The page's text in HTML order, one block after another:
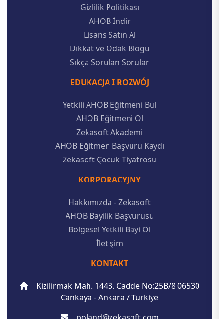
Gizlilik Politikası
AHOB İndir
Lisans Satın Al
Dikkat ve Odak Blogu
Sıkça Sorulan Sorular
EDUKACJA I ROZWÓJ
Yetkili AHOB Eğitmeni Bul
AHOB Eğitmeni Ol
Zekasoft Akademi
AHOB Eğitmen Başvuru Kaydı
Zekasoft Çocuk Tiyatrosu
KORPORACYJNY
Hakkımızda - Zekasoft
AHOB Bayilik Başvurusu
Bölgesel Yetkili Bayi Ol
İletişim
KONTAKT
Kizilirmak Mah. 1443. Cadde No:25B/8 06530
Cankaya - Ankara / Turkiye